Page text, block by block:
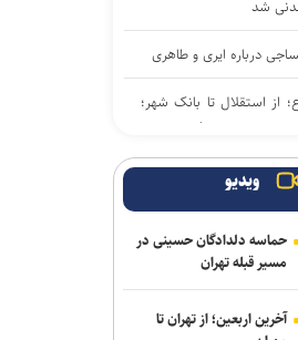
شد
درباره ایری و طاهری
از استقلال تا بانک شهر؛
و عدم رسمی شدن هیچ
شرکت نمی‌کنیم
فدراسیون بدمینتون
تیم ملی آب‌های آرام: به
ویدیو
حماسه دلدادگان حسینی در
مسیر قبله تهران
آخرین اربعین؛ از تهران تا